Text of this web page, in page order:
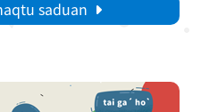
saduan